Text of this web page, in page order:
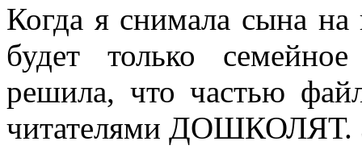
Когда я снимала сына на
будет только
решила, что частью
читателями ДОШКОЛЯТ.